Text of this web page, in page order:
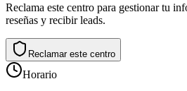
Reclama este centro para gestionar tu
reseñas y recibir leads.
Reclamar este centro
Horario